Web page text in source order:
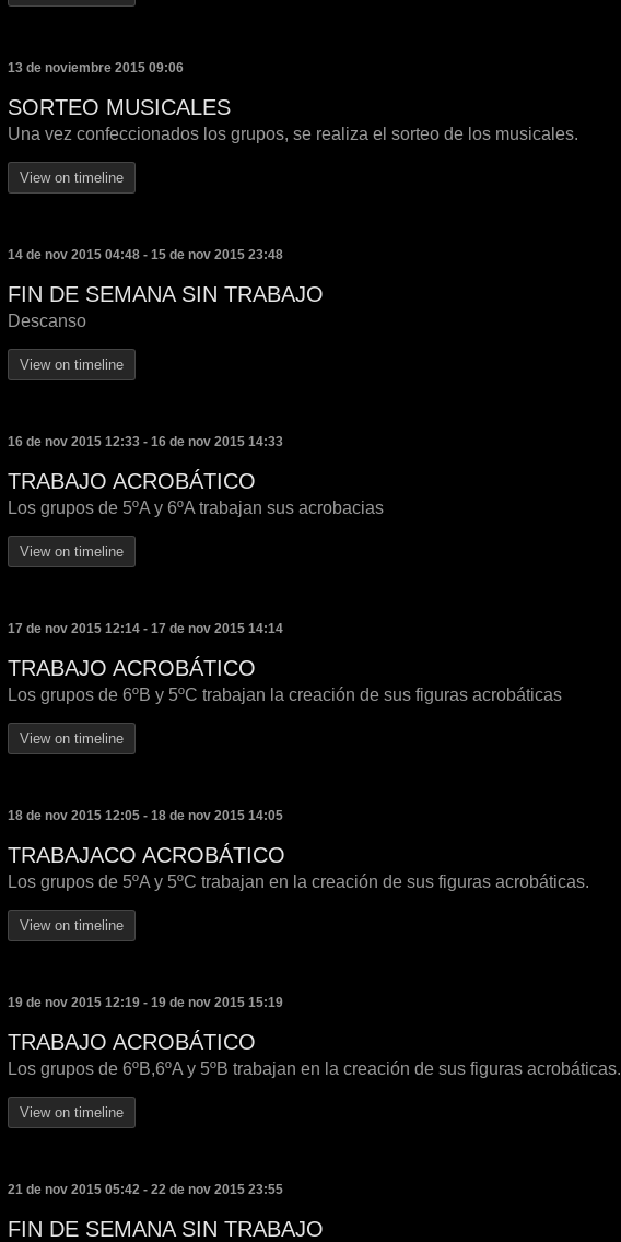
13 de noviembre 2015 09:06
SORTEO MUSICALES
Una vez confeccionados los grupos, se realiza el sorteo de los musicales.
View on timeline
14 de nov 2015 04:48 - 15 de nov 2015 23:48
FIN DE SEMANA SIN TRABAJO
Descanso
View on timeline
16 de nov 2015 12:33 - 16 de nov 2015 14:33
TRABAJO ACROBÁTICO
Los grupos de 5ºA y 6ºA trabajan sus acrobacias
View on timeline
17 de nov 2015 12:14 - 17 de nov 2015 14:14
TRABAJO ACROBÁTICO
Los grupos de 6ºB y 5ºC trabajan la creación de sus figuras acrobáticas
View on timeline
18 de nov 2015 12:05 - 18 de nov 2015 14:05
TRABAJACO ACROBÁTICO
Los grupos de 5ºA y 5ºC trabajan en la creación de sus figuras acrobáticas.
View on timeline
19 de nov 2015 12:19 - 19 de nov 2015 15:19
TRABAJO ACROBÁTICO
Los grupos de 6ºB,6ºA y 5ºB trabajan en la creación de sus figuras acrobáticas.
View on timeline
21 de nov 2015 05:42 - 22 de nov 2015 23:55
FIN DE SEMANA SIN TRABAJO